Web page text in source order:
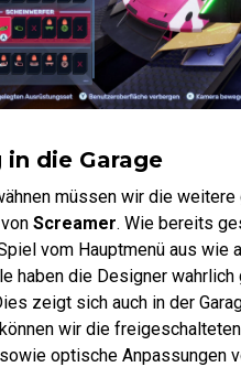
in die Garage
müssen wir die
Screamer. Wie bereits
vom Hauptmenü aus wie
haben die Designer
zeigt sich auch in der
wir die
optische Anpassungen